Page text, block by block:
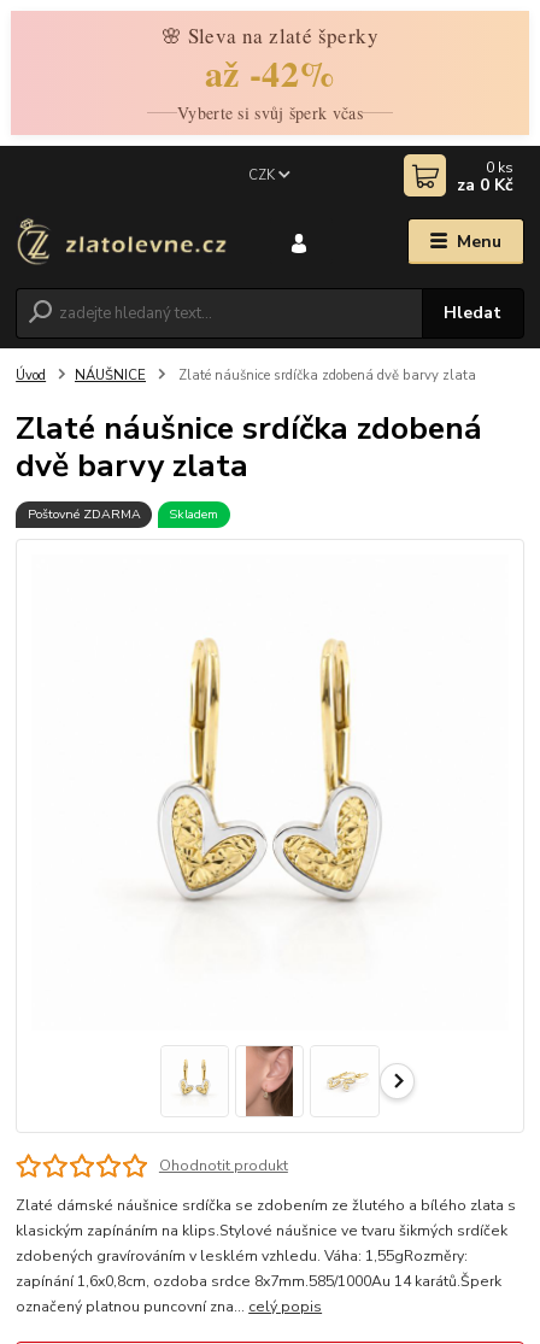
🌸 Sleva na zlaté šperky
až -42%
Vyberte si svůj šperk včas
Menu
CZK
Hledat
0 ks
za 0 Kč
Úvod NÁUŠNICE Zlaté náušnice srdíčka zdobená dvě barvy zlata
Zlaté náušnice srdíčka zdobená
dvě barvy zlata
Poštovné ZDARMA Skladem
Ohodnotit produkt
Zlaté dámské náušnice srdíčka se zdobením ze žlutého a bílého zlata s
klasickým zapínáním na klips.Stylové náušnice ve tvaru šikmých srdíček
zdobených gravírováním v lesklém vzhledu. Váha: 1,55gRozměry:
zapínání 1,6x0,8cm, ozdoba srdce 8x7mm.585/1000Au 14 karátů.Šperk
označený platnou puncovní zna... celý popis